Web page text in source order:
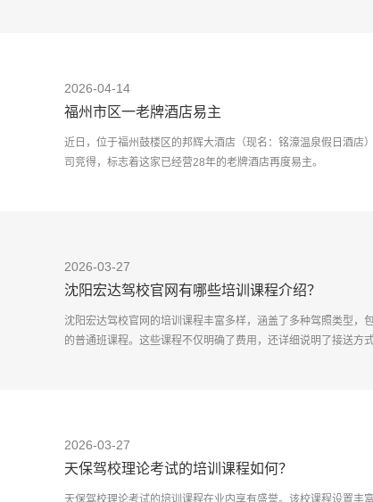
2026-04-14
福州市区一老牌酒店易主
近日，位于福州鼓楼区的邦辉大酒店（现名：铭濠温泉假日酒店
司竞得，标志着这家已经营28年的老牌酒店再度易主。
2026-03-27
沈阳宏达驾校官网有哪些培训课程介绍？
沈阳宏达驾校官网的培训课程丰富多样，涵盖了多种驾照类型
的普通班课程。这些课程不仅明确了费用，还详细说明了接送方式
2026-03-27
天保驾校理论考试的培训课程如何？
天保驾校理论考试的培训课程在业内享有盛誉。该校课程设置丰